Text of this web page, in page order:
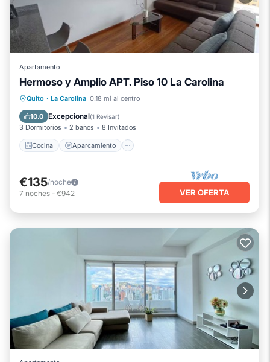
Apartamento
Hermoso y Amplio APT. Piso 10 La Carolina
Quito · La Carolina 0.18 mi al centro
10.0 Excepcional(1 Revisar)
3 Dormitorios 2 baños 8 Invitados
Cocina Aparcamiento
Cocina Aparcamiento
Apto para niños
€135/noche
7 noches - €942 VER OFERTA